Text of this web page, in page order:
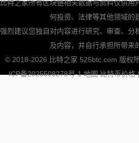
比特之家所有区块链相关数据与资料仅供用
何投资、法律等其他领域的
强烈建议您独自对内容进行研究、审查、分
及内容，并自行承担所带来
© 2018-2026 比特之家 525btc.com 版权
ICP备2025508278号-1 地图 比特币价格